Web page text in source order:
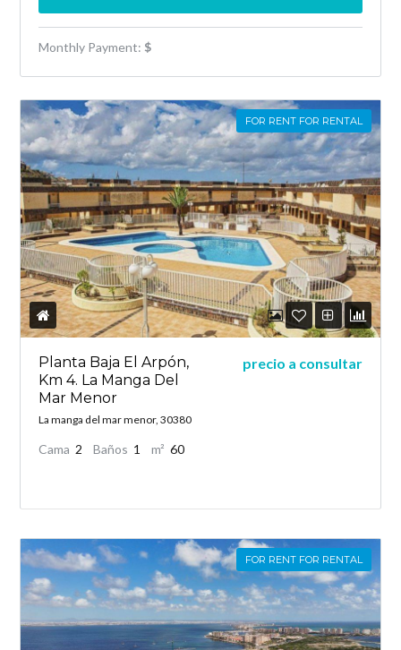
Monthly Payment: $
FOR RENT FOR RENTAL
Planta Baja El Arpón,
Km 4. La Manga Del
Mar Menor
La manga del mar menor, 30380
precio a consultar
Cama 2 Baños 1 m² 60
FOR RENT FOR RENTAL